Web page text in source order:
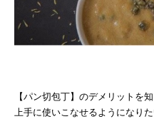
【パン切包丁】のデメリットを
上手に使いこなせるようになりた